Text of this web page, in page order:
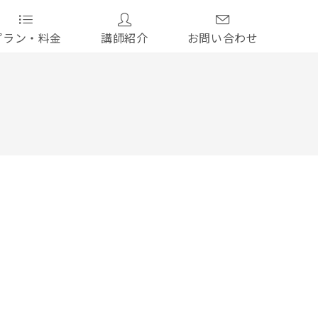
ン・料金 講師紹介 お問い合わせ